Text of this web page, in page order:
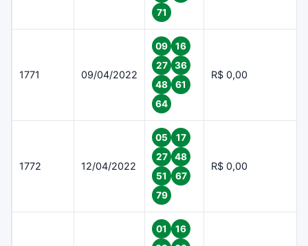
71
1771 09/04/2022
09
16
27
36
48
61
64
R$ 0,00
1772 12/04/2022
05
17
27
48
51
67
79
R$ 0,00
01
16